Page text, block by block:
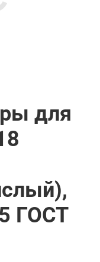
для
ГОСТ